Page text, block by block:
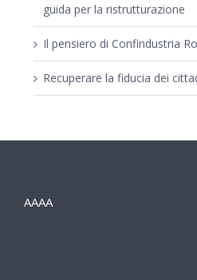
guida per la ristrutturazione
Il pensiero di Confindustria
Recuperare la fiducia dei
AAAA